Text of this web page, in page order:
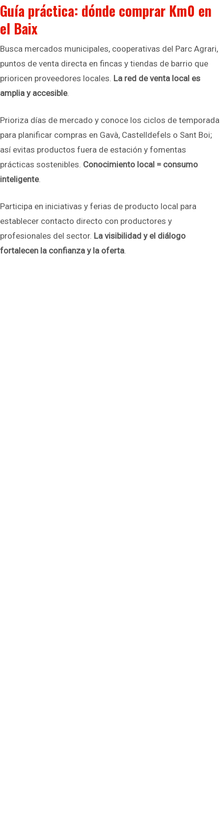
Guía práctica: dónde comprar Km0 en
el Baix
Busca mercados municipales, cooperativas del Parc Agrari,
puntos de venta directa en fincas y tiendas de barrio que
prioricen proveedores locales. La red de venta local es
amplia y accesible.
Prioriza días de mercado y conoce los ciclos de temporada
para planificar compras en Gavà, Castelldefels o Sant Boi;
así evitas productos fuera de estación y fomentas
prácticas sostenibles. Conocimiento local = consumo
inteligente.
Participa en iniciativas y ferias de producto local para
establecer contacto directo con productores y
profesionales del sector. La visibilidad y el diálogo
fortalecen la confianza y la oferta.